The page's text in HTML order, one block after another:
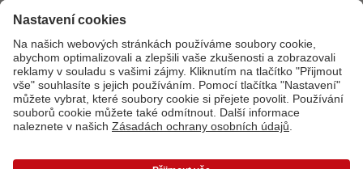
Máte-li jakékoli dotazy týkající se fotoproduktů nebo objednávek,
neváhejte nás kontaktovat:+ 420 800 100 808[Po - Pá: 8:00 - 16:00]
dopravné a balné dle platného ceníku. Ceny jsou včetně DPH.Ceny a dodací lhůty